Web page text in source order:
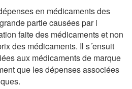
en médicaments des
partie causées par l
faite des médicaments et non
des médicaments. Il s´ensuit
aux médicaments de marque
que les dépenses associées